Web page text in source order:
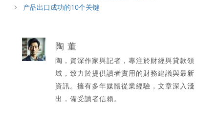
产品出口成功的10个关键
陶 董
陶，資深作家與記者，專注於財經與貸款領
域，致力於提供讀者實用的財務建議與最新
資訊。擁有多年媒體從業經驗，文章深入淺
出，備受讀者信賴。